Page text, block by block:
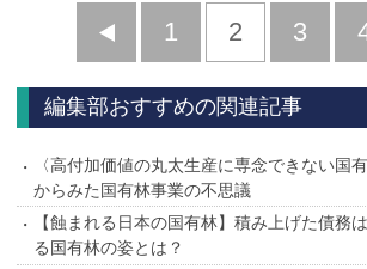
前
へ
1 2 3
編集部おすすめの関連記事
〈高付加価値の丸太生産に専念できない国
からみた国有林事業の不思議
【蝕まれる日本の国有林】積み上げた債務
る国有林の姿とは？